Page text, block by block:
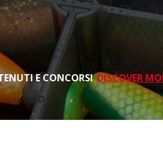
E CONCORSIDISCOVER